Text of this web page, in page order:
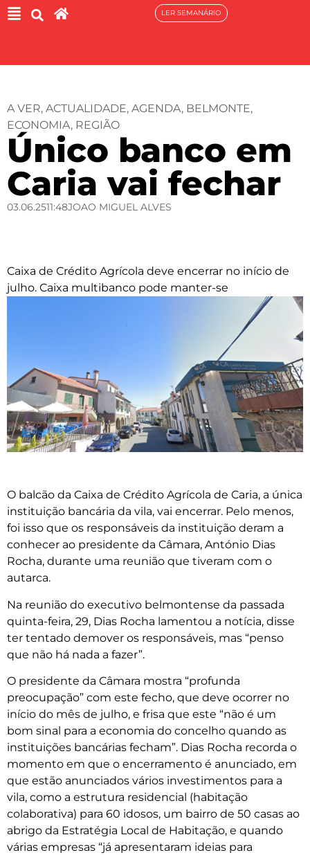
LER SEMANÁRIO
A VER, ACTUALIDADE, AGENDA, BELMONTE,
ECONOMIA, REGIÃO
Único banco em
Caria vai fechar
03.06.2511:48JOAO MIGUEL ALVES
Caixa de Crédito Agrícola deve encerrar no início de
julho. Caixa multibanco pode manter-se
O balcão da Caixa de Crédito Agrícola de Caria, a única
instituição bancária da vila, vai encerrar. Pelo menos,
foi isso que os responsáveis da instituição deram a
conhecer ao presidente da Câmara, António Dias
Rocha, durante uma reunião que tiveram com o
autarca.
Na reunião do executivo belmontense da passada
quinta-feira, 29, Dias Rocha lamentou a notícia, disse
ter tentado demover os responsáveis, mas “penso
que não há nada a fazer”.
O presidente da Câmara mostra “profunda
preocupação” com este fecho, que deve ocorrer no
início do mês de julho, e frisa que este “não é um
bom sinal para a economia do concelho quando as
instituições bancárias fecham”. Dias Rocha recorda o
momento em que o encerramento é anunciado, em
que estão anunciados vários investimentos para a
vila, como a estrutura residencial (habitação
colaborativa) para 60 idosos, um bairro de 50 casas ao
abrigo da Estratégia Local de Habitação, e quando
várias empresas “já apresentaram ideias para